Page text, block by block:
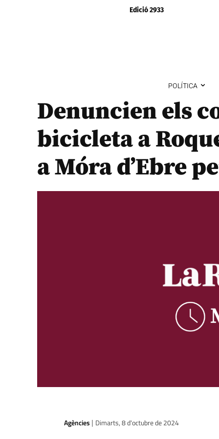
Edició 2933
POLÍTICA
Denuncien els
bicicleta a
a Móra d’Ebre
Agències | Dimarts, 8 d'octubre de 2024